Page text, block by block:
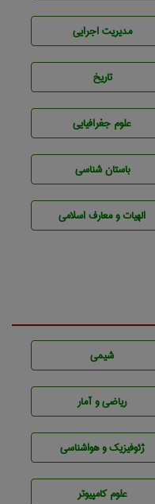
مديريت اجرايی
تاريخ
علوم جغرافيايی
باستان شناسی
الهیات و معارف اسلامی
شيمی
ریاضی و آمار
ژئوفيزيك و هواشناسی
علوم کامپیوتر